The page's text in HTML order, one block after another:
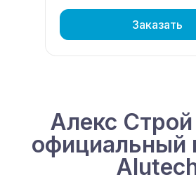
Заказать
Алекс
официальный